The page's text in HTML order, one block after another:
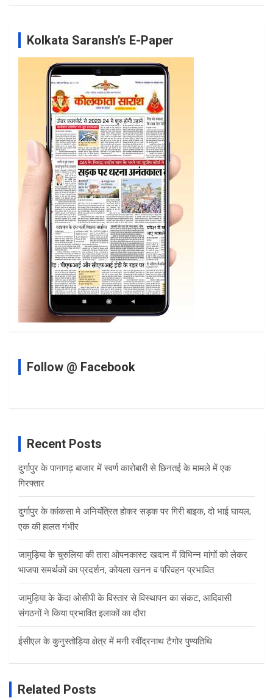
Kolkata Saransh’s E-Paper
Follow @ Facebook
Recent Posts
दुर्गापुर के पानागढ़ बाजार में स्वर्ण कारोबारी से छिनतई के मामले में एक
गिरफ्तार
दुर्गापुर के कांकसा मे अनियंत्रित होकर सड़क पर गिरी बाइक, दो भाई घायल;
एक की हालत गंभीर
जामुड़िया के चुरुलिया की तारा ओपनकास्ट खदान में विभिन्न मांगों को लेकर
भाजपा समर्थकों का प्रदर्शन, कोयला खनन व परिवहन प्रभावित
जामुड़िया के केंदा ओसीपी के विस्तार से विस्थापन का संकट, आदिवासी
संगठनों ने किया प्रभावित इलाकों का दौरा
ईसीएल के कुनुस्तोड़िया क्षेत्र में मनी रवींद्रनाथ टैगोर पुण्यतिथि
Related Posts